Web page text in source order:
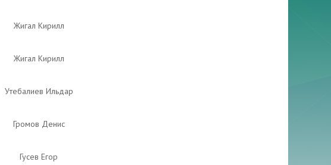
Жигал Кирилл
Жигал Кирилл
Утебалиев Ильдар
Громов Денис
Гусев Егор